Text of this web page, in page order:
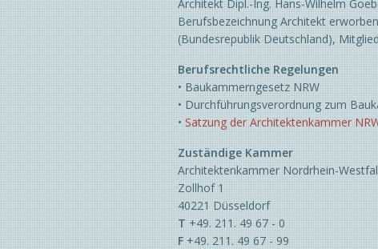
Städtebau
Unterrichtsbauten
Veranstaltungsbauten
Verwaltungsbauten
Wohnbauten
Architekt Dipl.-Ing. Hans-Wilhelm
Berufsbezeichnung Architekt
(Bundesrepublik Deutschland),
Berufsrechtliche Regelungen
• ​Baukammerngesetz NRW
• Durchführungsverordnung zum
•Satzung der Architektenkammer
Zuständige Kammer
Architektenkammer Nordrhein-
Zollhof 1
40221 Düsseldorf
T+49. 211. 49 67 - 0
F+49. 211. 49 67 - 99